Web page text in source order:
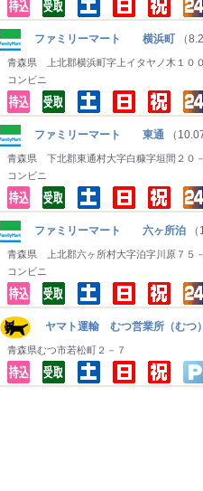
ファミリーマート 横浜町 （
青森県 上北郡横浜町字上イタヤノ木１０
コンビニ
ファミリーマート 東通 （
青森県 下北郡東通村大字白糠字垣間２０
コンビニ
ファミリーマート 六ヶ所泊
青森県 上北郡六ヶ所村大字泊字川原７５－
コンビニ
ヤマト運輸 むつ営業所（むつ）
青森県むつ市若松町２－７